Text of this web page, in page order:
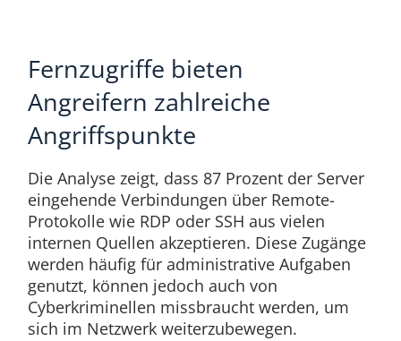
Fernzugriffe bieten
Angreifern zahlreiche
Angriffspunkte
Die Analyse zeigt, dass 87 Prozent der Server
eingehende Verbindungen über Remote-
Protokolle wie RDP oder SSH aus vielen
internen Quellen akzeptieren. Diese Zugänge
werden häufig für administrative Aufgaben
genutzt, können jedoch auch von
Cyberkriminellen missbraucht werden, um
sich im Netzwerk weiterzubewegen.